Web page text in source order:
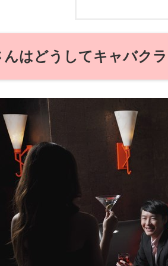
んはどうしてキャバク